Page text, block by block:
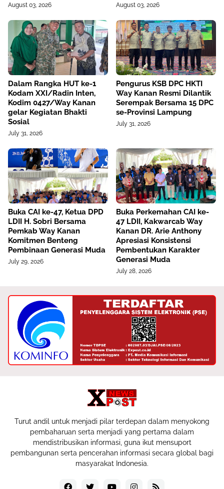
August 03, 2026 August 03, 2026
Dalam Rangka HUT ke-1
Kodam XXI/Radin Inten,
Kodim 0427/Way Kanan
gelar Kegiatan Bhakti
Sosial
July 31, 2026
Pengurus KSB DPC HKTI
Way Kanan Resmi Dilantik
Serempak Bersama 15 DPC
se-Provinsi Lampung
July 31, 2026
Buka CAI ke-47, Ketua DPD
LDII H. Sobri Bersama
Pemkab Way Kanan
Komitmen Benteng
Pembinaan Generasi Muda
July 29, 2026
Buka Perkemahan CAI ke-
47 LDII, Kakwarcab Way
Kanan DR. Arie Anthony
Apresiasi Konsistensi
Pembentukan Karakter
Generasi Muda
July 28, 2026
Turut andil untuk menjadi pilar terdepan dalam menyokong
pembaharuan serta menjadi yang pertama dalam
mendistribusikan informasi, guna ikut mensuport
pembangunan serta pencerahan informasi secara global bagi
masyarakat Indonesia.